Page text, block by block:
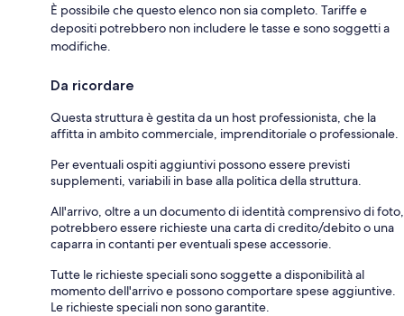
È possibile che questo elenco non sia completo. Tariffe e
depositi potrebbero non includere le tasse e sono soggetti a
modifiche.
Da ricordare
Questa struttura è gestita da un host professionista, che la
affitta in ambito commerciale, imprenditoriale o professionale.
Per eventuali ospiti aggiuntivi possono essere previsti
supplementi, variabili in base alla politica della struttura.
All'arrivo, oltre a un documento di identità comprensivo di foto,
potrebbero essere richieste una carta di credito/debito o una
caparra in contanti per eventuali spese accessorie.
Tutte le richieste speciali sono soggette a disponibilità al
momento dell'arrivo e possono comportare spese aggiuntive.
Le richieste speciali non sono garantite.